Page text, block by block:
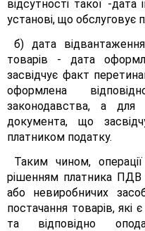
відсутності такої -дата
установі, що обслуговує
б) дата
товарів - дата
засвідчує факт
оформлена
законодавства, а
документа, що
платником податку.
Таким чином,
рішенням платника ПДВ
або невиробничих
постачання товарів,
та відповідно